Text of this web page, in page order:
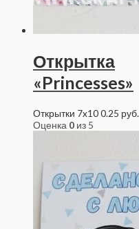
Открытка
«Princesses»
Открытки 7x100.25 руб.
Оценка 0 из 5